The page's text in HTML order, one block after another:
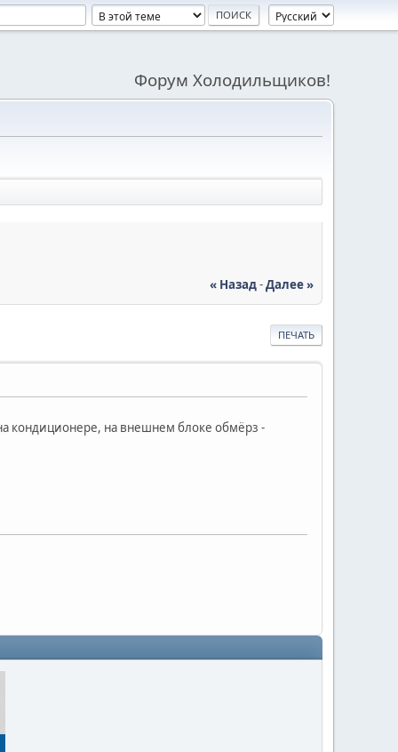
Форум Холодильщиков!
« Назад-Далее »
ПЕЧАТЬ
кондиционере, на внешнем блоке обмёрз -